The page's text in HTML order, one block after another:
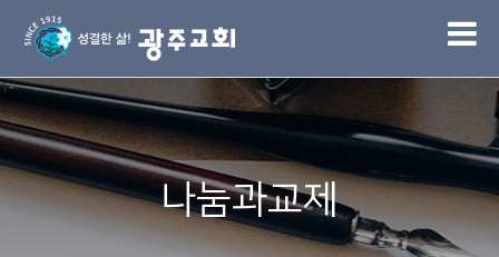
1
나눔과교제